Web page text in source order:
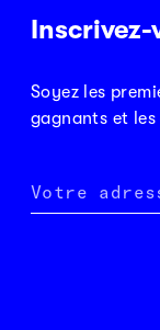
Soyez les
gagnants et
Votre